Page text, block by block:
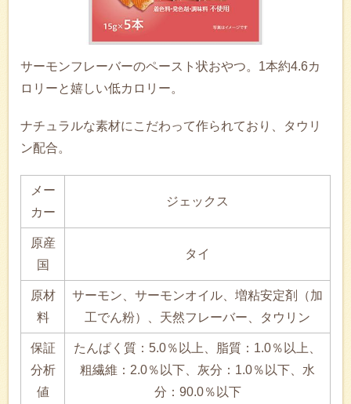
サーモンフレーバーのペースト状おやつ。1本約4.6カ
ロリーと嬉しい低カロリー。
ナチュラルな素材にこだわって作られており、タウリ
ン配合。
メー
カー
ジェックス
原産
国
タイ
原材
料
サーモン、サーモンオイル、増粘安定剤（加
工でん粉）、天然フレーバー、タウリン
保証
分析
値
たんぱく質：5.0％以上、脂質：1.0％以上、
粗繊維：2.0％以下、灰分：1.0％以下、水
分：90.0％以下